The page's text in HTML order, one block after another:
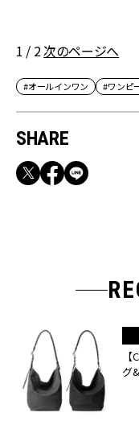
1 / 2次のページへ
#オールインワン #ワンピ
SHARE
グ